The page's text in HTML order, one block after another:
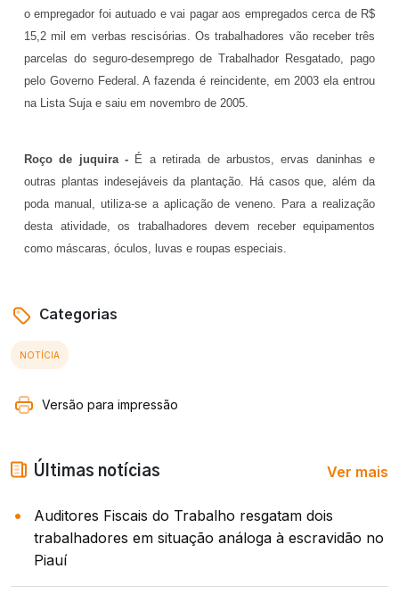
o empregador foi autuado e vai pagar aos empregados cerca de R$
15,2 mil em verbas rescisórias. Os trabalhadores vão receber três
parcelas do seguro-desemprego de Trabalhador Resgatado, pago
pelo Governo Federal. A fazenda é reincidente, em 2003 ela entrou
na Lista Suja e saiu em novembro de 2005.
Roço de juquira - É a retirada de arbustos, ervas daninhas e
outras plantas indesejáveis da plantação. Há casos que, além da
poda manual, utiliza-se a aplicação de veneno. Para a realização
desta atividade, os trabalhadores devem receber equipamentos
como máscaras, óculos, luvas e roupas especiais.
Categorias
NOTÍCIA
Versão para impressão
Últimas notícias Ver mais
Auditores Fiscais do Trabalho resgatam dois
trabalhadores em situação análoga à escravidão no
Piauí